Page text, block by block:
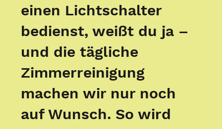
einen Lichtschalter
bedienst, weißt du ja –
und die tägliche
Zimmerreinigung
machen wir nur noch
auf Wunsch. So wird